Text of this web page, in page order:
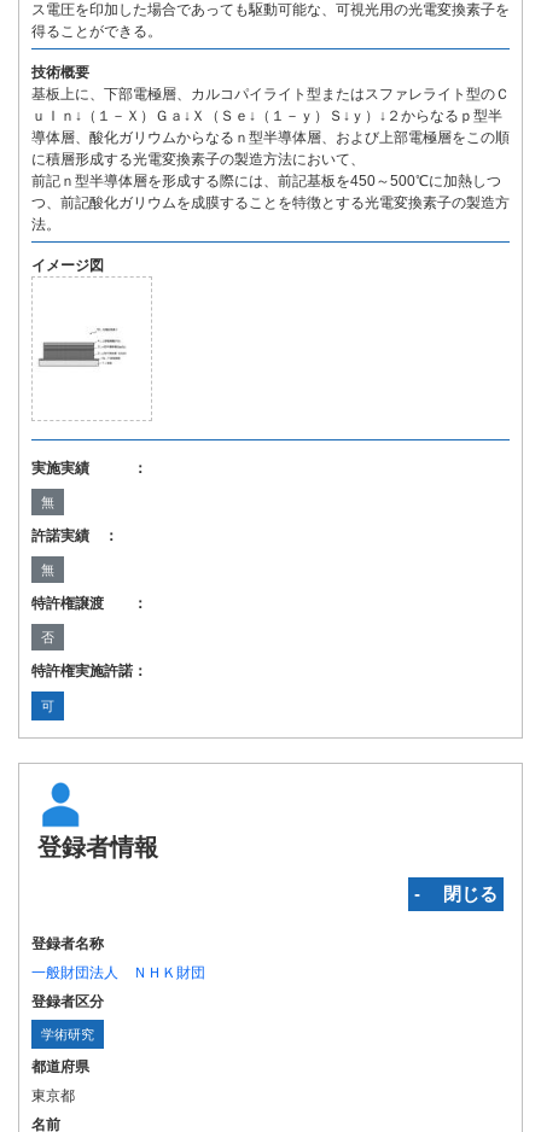
ス電圧を印加した場合であっても駆動可能な、可視光用の光電変換素子を
得ることができる。
技術概要
基板上に、下部電極層、カルコパイライト型またはスファレライト型のＣ
ｕＩｎ↓（１－Ｘ）Ｇａ↓Ｘ（Ｓｅ↓（１－ｙ）Ｓ↓ｙ）↓２からなるｐ型半
導体層、酸化ガリウムからなるｎ型半導体層、および上部電極層をこの順
に積層形成する光電変換素子の製造方法において、
前記ｎ型半導体層を形成する際には、前記基板を450～500℃に加熱しつ
つ、前記酸化ガリウムを成膜することを特徴とする光電変換素子の製造方
法。
イメージ図
実施実績 ：
無
許諾実績 ：
無
特許権譲渡 ：
否
特許権実施許諾：
可
登録者情報
‐ 閉じる
登録者名称
一般財団法人 ＮＨＫ財団
登録者区分
学術研究
都道府県
東京都
名前